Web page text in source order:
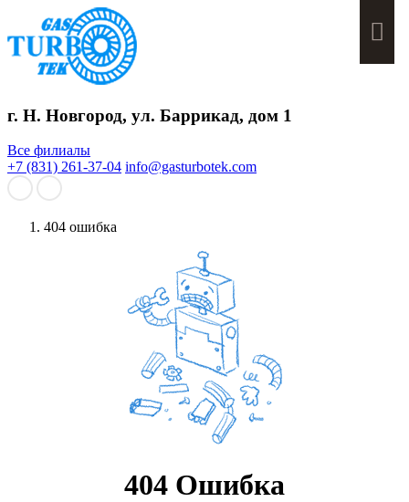
г. Н. Новгород, ул. Баррикад, дом 1
Все филиалы
+7 (831) 261-37-04 info@gasturbotek.com
404 ошибка
404 Ошибка